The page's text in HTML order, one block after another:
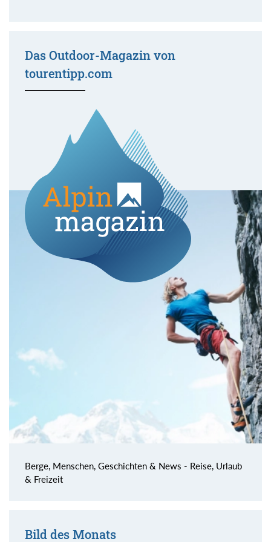
Das Outdoor-Magazin von
tourentipp.com
Berge, Menschen, Geschichten & News - Reise, Urlaub
& Freizeit
Bild des Monats